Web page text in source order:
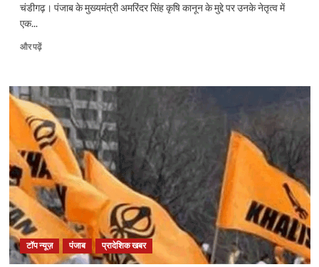
लड़ने
घोषणा
और
पढ़ें
चंडीगढ़। पंजाब के मुख्यमंत्री अमरिंदर सिंह कृषि कानून के मुद्दे पर उनके नेतृत्व में
एक...
और पढ़ेंकेंद्रीय
अमरिंदर
सिंह
के
प्रतिनिधिमंडल
को
नहीं
मिला
राष्ट्रपति
से
मिलने
का
राजघाट
पर
टॉप न्यूज़ पंजाब प्रादेशिक खबर